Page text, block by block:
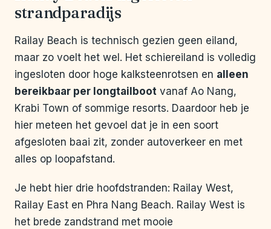
strandparadijs
Railay Beach is technisch gezien geen eiland,
maar zo voelt het wel. Het schiereiland is volledig
ingesloten door hoge kalksteenrotsen en alleen
bereikbaar per longtailboot vanaf Ao Nang,
Krabi Town of sommige resorts. Daardoor heb je
hier meteen het gevoel dat je in een soort
afgesloten baai zit, zonder autoverkeer en met
alles op loopafstand.
Je hebt hier drie hoofdstranden: Railay West,
Railay East en Phra Nang Beach. Railay West is
het brede zandstrand met mooie